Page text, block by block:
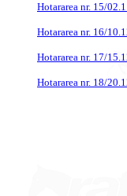
Hotararea nr. 15/
Hotararea nr. 16/
Hotararea nr. 17/
Hotararea nr. 18/